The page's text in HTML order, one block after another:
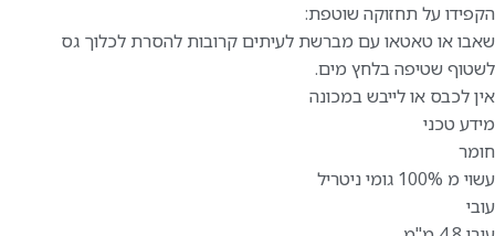
הקפידו על תחזוקה שוטפת:
שאבו או טאטאו עם מברשת לעיתים קרובות להסרת לכלוך גס
לשטוף שטיפה בלחץ מים.
אין לכבס או לייבש במכונה
מידע טכני
חומר
עשוי מ 100% גומי ניטריל
עובי